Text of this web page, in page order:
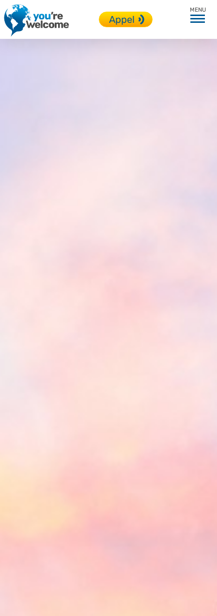
Appel
Toutes nos destinations